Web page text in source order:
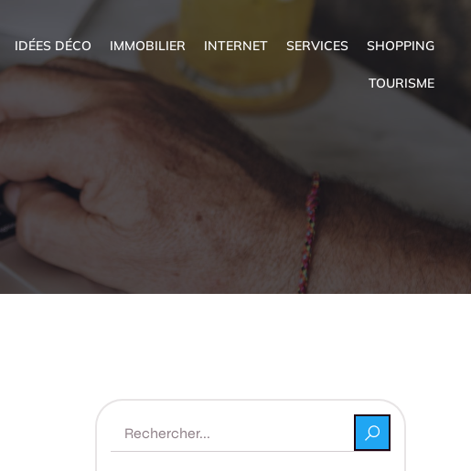
IDÉES DÉCO IMMOBILIER INTERNET SERVICES SHOPPING
TOURISME